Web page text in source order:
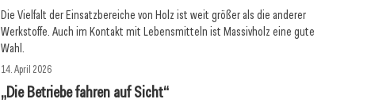
Die Vielfalt der Einsatzbereiche von Holz ist weit größer als die anderer
Werkstoffe. Auch im Kontakt mit Lebensmitteln ist Massivholz eine gute
Wahl.
14. April 2026
„Die Betriebe fahren auf Sicht“